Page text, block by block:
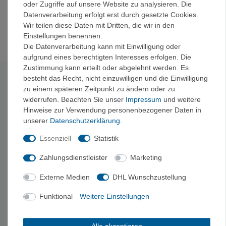
unter eine Straßenverkehrsordnung fallen, ersetzen die
Lampen von Petzl nicht die vorschriftsmäßige
Fahrradbeleuchtung.
Technische Daten
Leuchtleistungen mit drei
AAA-/LR03-Batterien
Leuchtleistungen nach dem ANSI-/PLATO-FL-1-
Lichtfarbe LeuchtstufenLichtmengeLeuchtweite
TIME
7 lm 10 m
oder Zugriffe auf unsere Website zu analysieren. Die
Datenverarbeitung erfolgt erst durch gesetzte Cookies.
Wir teilen diese Daten mit Dritten, die wir in den
Einstellungen benennen.
Die Datenverarbeitung kann mit Einwilligung oder
aufgrund eines berechtigten Interesses erfolgen. Die
Zustimmung kann erteilt oder abgelehnt werden. Es
besteht das Recht, nicht einzuwilligen und die Einwilligung
zu einem späteren Zeitpunkt zu ändern oder zu
widerrufen. Beachten Sie unser Impressum und weitere
Hinweise zur Verwendung personenbezogener Daten in
unserer Daten­schutz­erklärung
Essenziell Statistik
Zahlungsdienstleister Marketing
Externe Medien DHL Wunschzustellung
Funktional Weitere Einstellungen